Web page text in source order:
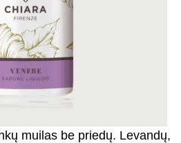
muilas be priedų. Levandų,